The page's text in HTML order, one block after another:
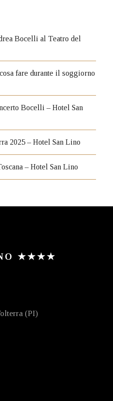
Bocelli al Teatro del
fare durante il soggiorno
Bocelli – Hotel San
2025 – Hotel San Lino
– Hotel San Lino
★★★★
(PI)